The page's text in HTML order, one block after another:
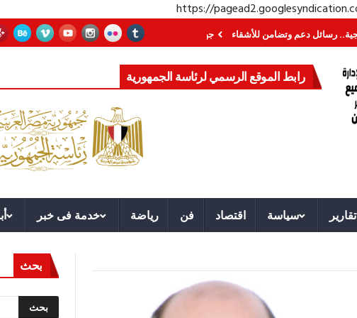
https://
دعم وتضامن للأشقاء جهاز مستقبل مصر نموذجا.. لماذا تُنشئ الدول كيانات تنموية
رابط الموقع الرسمي لرئاسة الجمهورية
تقارير سياسة اقتصاد فن رياضة خدمة فى خبر
بحث